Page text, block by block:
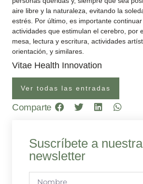
aire libre y la naturaleza, evitando la
estrés. Por último, es importante
actividades que estimulan el cerebro, por
mesa, lectura y escritura, actividades
orientación, y similares.
Vitae Health Innovation
Ver todas las entradas
Comparte
Suscríbete a nuestra
newsletter